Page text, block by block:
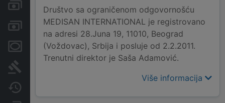
Kreditni limit kompanije
Računi i blokade
Menice i zaloge
Društvo sa ograničenom odgovornošću
MEDISAN INTERNATIONAL je registrovano
na adresi 28.Juna 19, 11010, Beograd
(Voždovac), Srbija i posluje od 2.2.2011.
Trenutni direktor je Saša Adamović.
Više informacija